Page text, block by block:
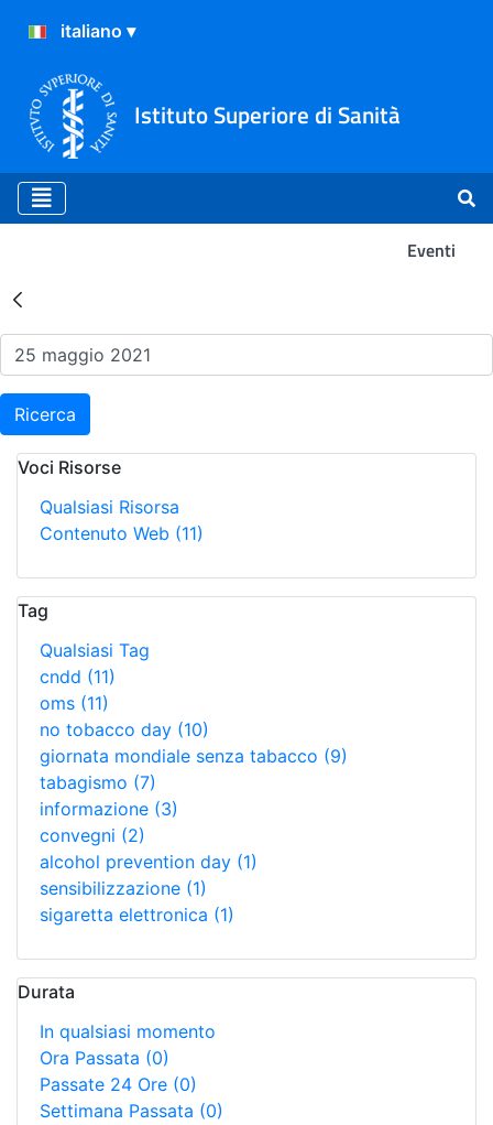
Istituto Superiore di Sanità
Eventi
Risultati della Ricerca -
Ricerca
Voci Risorse
Qualsiasi Risorsa
Contenuto Web (11)
Tag
Qualsiasi Tag
cndd (11)
oms (11)
no tobacco day (10)
giornata mondiale senza tabacco (9)
tabagismo (7)
informazione (3)
convegni (2)
alcohol prevention day (1)
sensibilizzazione (1)
sigaretta elettronica (1)
Durata
In qualsiasi momento
Ora Passata (0)
Passate 24 Ore (0)
Settimana Passata (0)